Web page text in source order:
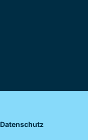
Datenschutz